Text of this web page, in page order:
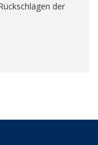
der